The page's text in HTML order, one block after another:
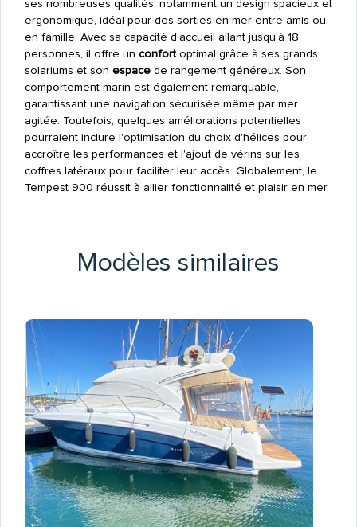
ses nombreuses qualités, notamment un design spacieux et
ergonomique, idéal pour des sorties en mer entre amis ou
en famille. Avec sa capacité d'accueil allant jusqu'à 18
personnes, il offre un confortoptimal grâce à ses grands
solariums et son espacede rangement généreux. Son
comportement marin est également remarquable,
garantissant une navigation sécurisée même par mer
agitée. Toutefois, quelques améliorations potentielles
pourraient inclure l'optimisation du choix d'hélices pour
accroître les performances et l'ajout de vérins sur les
coffres latéraux pour faciliter leur accès. Globalement, le
Tempest 900 réussit à allier fonctionnalité et plaisir en mer.
Modèles similaires